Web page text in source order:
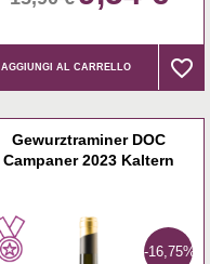
AGGIUNGI AL CARRELLO favorite_border
favorite_border
Gewurztraminer DOC
Campaner 2023 Kaltern
-16,75%